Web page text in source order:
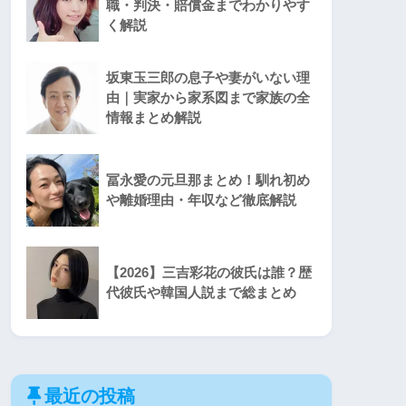
職・判決・賠償金までわかりやす
く解説
坂東玉三郎の息子や妻がいない理
由｜実家から家系図まで家族の全
情報まとめ解説
冨永愛の元旦那まとめ！馴れ初め
や離婚理由・年収など徹底解説
【2026】三吉彩花の彼氏は誰？歴
代彼氏や韓国人説まで総まとめ
最近の投稿